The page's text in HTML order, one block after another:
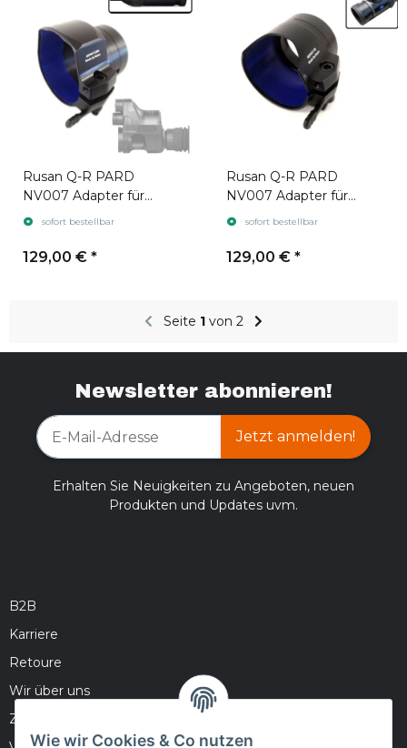
Rusan Q-R PARD
NV007 Adapter für
Zielfernrohr Swarovski
sofort bestellbar
129,00 € *
Rusan Q-R PARD
NV007 Adapter für
Zielfernrohr Zeiss V8
sofort bestellbar
129,00 € *
Seite 1 von 2
Newsletter abonnieren!
Jetzt anmelden!
Erhalten Sie Neuigkeiten zu Angeboten, neuen
Produkten und Updates uvm.
B2B
Karriere
Retoure
Wir über uns
Zahlungsmöglichkeiten
Wie wir Cookies & Co nutzen